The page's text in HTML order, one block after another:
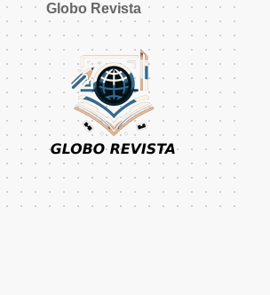
Globo Revista